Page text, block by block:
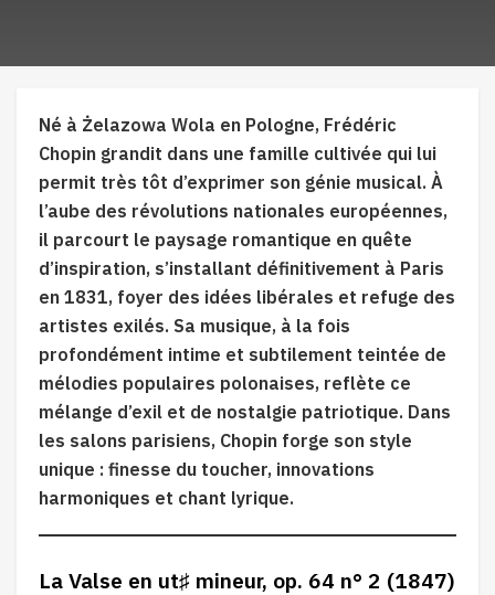
Né à Żelazowa Wola en Pologne, Frédéric
Chopin grandit dans une famille cultivée qui lui
permit très tôt d’exprimer son génie musical. À
l’aube des révolutions nationales européennes,
il parcourt le paysage romantique en quête
d’inspiration, s’installant définitivement à Paris
en 1831, foyer des idées libérales et refuge des
artistes exilés. Sa musique, à la fois
profondément intime et subtilement teintée de
mélodies populaires polonaises, reflète ce
mélange d’exil et de nostalgie patriotique. Dans
les salons parisiens, Chopin forge son style
unique : finesse du toucher, innovations
harmoniques et chant lyrique.
La Valse en ut♯ mineur, op. 64 n° 2 (1847)